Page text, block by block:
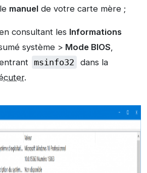
manuel de votre carte mère ;
consultant les Informations
système > Mode BIOS,
msinfo32
dans la
.